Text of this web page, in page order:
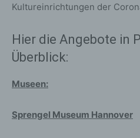
Kultureinrichtungen der
Hier die Angebote in
Überblick:
Museen:
Sprengel Museum Hannover